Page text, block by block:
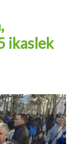
ikaslek